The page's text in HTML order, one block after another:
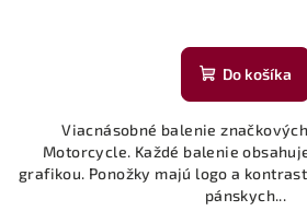
Do košíka
Viacnásobné balenie
Motorcycle. Každé balenie
grafikou. Ponožky majú logo a
pánskych...